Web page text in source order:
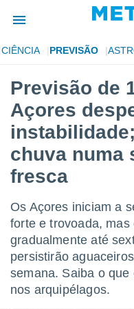
da
foi
para
as
fornecidas
das
e
digital
CIÊNCIA PREVISÃO
Previsão de
Açores
chuva numa
fresca
Os Açores iniciam a
forte e trovoada,
gradualmente até
persistirão
semana. Saiba o
nos arquipélagos.